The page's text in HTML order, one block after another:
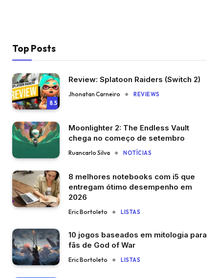
Top Posts
8.5
Review: Splatoon Raiders (Switch 2)
Jhonatan Carneiro REVIEWS
Moonlighter 2: The Endless Vault
chega no começo de setembro
Ruancarlo Silva NOTÍCIAS
8 melhores notebooks com i5 que
entregam ótimo desempenho em
2026
Eric Bortoleto LISTAS
10 jogos baseados em mitologia para
fãs de God of War
Eric Bortoleto LISTAS